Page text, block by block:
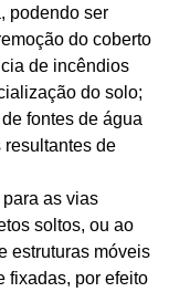
podendo ser
do coberto
de incêndios
do solo;
fontes de água
resultantes de
as vias
soltos, ou ao
estruturas móveis
fixadas, por efeito